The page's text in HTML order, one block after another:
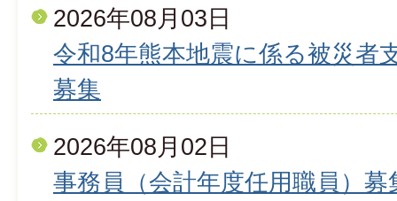
2026年08月03日
令和8年熊本地震に係る被災者
募集
2026年08月02日
事務員（会計年度任用職員）募